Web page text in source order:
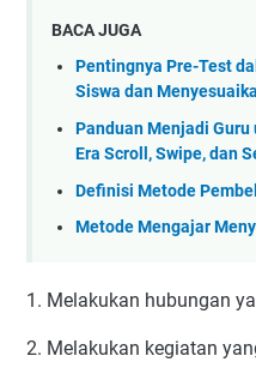
BACA JUGA
Pentingnya Pre-Test
Siswa dan
Panduan Menjadi
Era Scroll, Swipe, dan
Definisi Metode
Metode Mengajar
1. Melakukan hubungan
2. Melakukan kegiatan